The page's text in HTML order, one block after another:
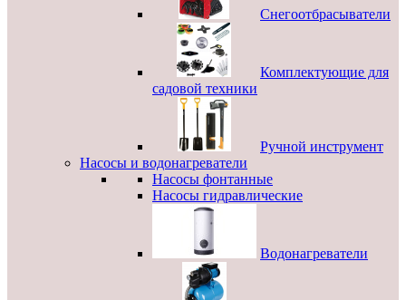
Снегоотбрасыватели
Комплектующие для
садовой техники
Ручной инструмент
Насосы и водонагреватели
Насосы фонтанные
Насосы гидравлические
Водонагреватели